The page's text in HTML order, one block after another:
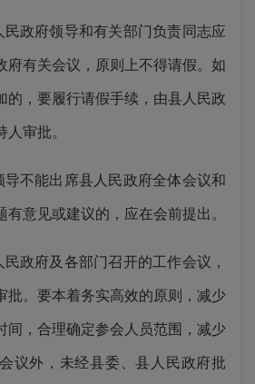
民政府领导和有关部门负责同志应
府有关会议，原则上不得请假。如
的，要履行请假手续，由县人民政
审批。
导不能出席县人民政府全体会议和
意见或建议的，应在会前提出。
民政府及各部门召开的工作会议，
批。要本着务实高效的原则，减少
间，合理确定参会人员范围，减少
议外，未经县委、县人民政府批